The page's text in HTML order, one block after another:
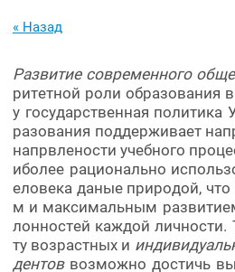
« Назад
Развитие современного
ритетной роли образования
у государственная
разования поддерживает
напрвлености учебного
иболее рационально
еловека даные природой,
м и максимальным
лонностей каждой личности.
ту возрастных и
дентоввозможно достичь